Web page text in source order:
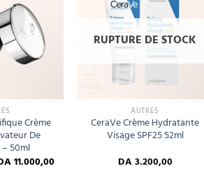
wishlist
Crème
De
50ml
11.000,00
wishlist
RUPTURE DE STOCK
AUTRES
CeraVe Crème Hydratante
Visage SPF25 52ml
DA3.200,00